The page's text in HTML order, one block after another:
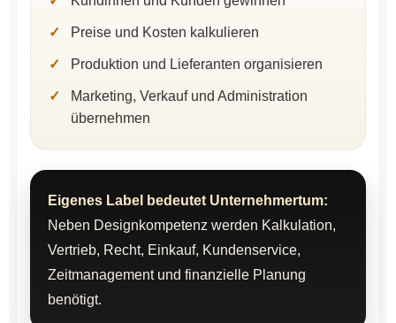
Preise und Kosten kalkulieren
Produktion und Lieferanten organisieren
Marketing, Verkauf und Administration
übernehmen
Eigenes Label bedeutet Unternehmertum:
Neben Designkompetenz werden Kalkulation,
Vertrieb, Recht, Einkauf, Kundenservice,
Zeitmanagement und finanzielle Planung
benötigt.